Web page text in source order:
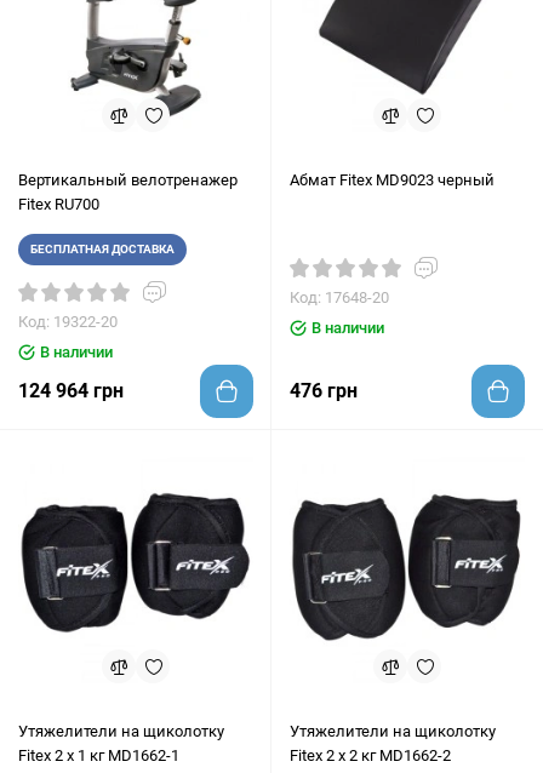
Вертикальный велотренажер
Fitex RU700
БЕСПЛАТНАЯ ДОСТАВКА
Код: 19322-20
В наличии
124 964 грн
Абмат Fitex MD9023 черный
Код: 17648-20
В наличии
476 грн
Утяжелители на щиколотку
Fitex 2 x 1 кг MD1662-1
Утяжелители на щиколотку
Fitex 2 x 2 кг MD1662-2